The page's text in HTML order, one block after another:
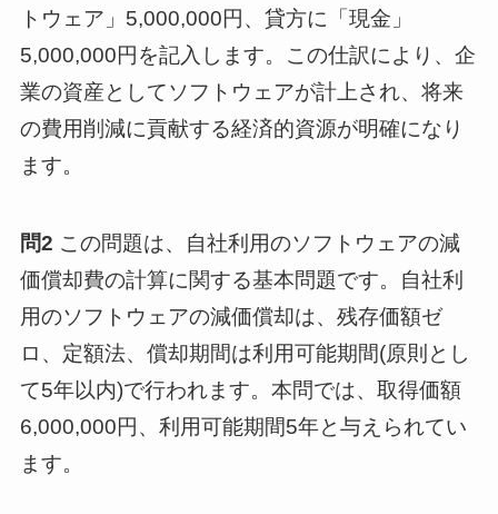
トウェア」5,000,000円、貸方に「現金」
5,000,000円を記入します。この仕訳により、企
業の資産としてソフトウェアが計上され、将来
の費用削減に貢献する経済的資源が明確になり
ます。
問2 この問題は、自社利用のソフトウェアの減
価償却費の計算に関する基本問題です。自社利
用のソフトウェアの減価償却は、残存価額ゼ
ロ、定額法、償却期間は利用可能期間(原則とし
て5年以内)で行われます。本問では、取得価額
6,000,000円、利用可能期間5年と与えられてい
ます。